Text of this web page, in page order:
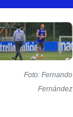
Foto: Fernando
Fernández